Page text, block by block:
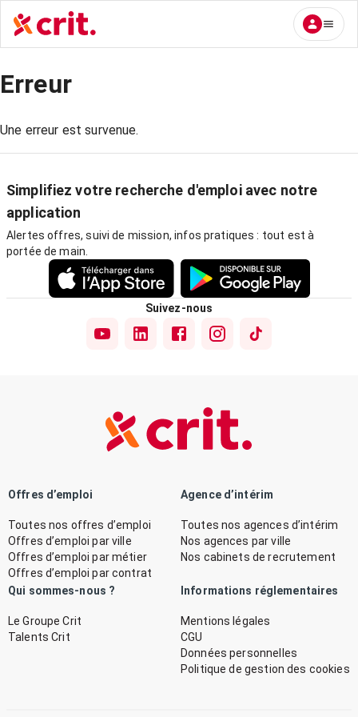
Erreur
Une erreur est survenue.
Simplifiez votre recherche d'emploi avec notre
application
Alertes offres, suivi de mission, infos pratiques : tout est à
portée de main.
Suivez-nous
Offres d’emploi
Toutes nos offres d’emploi
Offres d’emploi par ville
Offres d’emploi par métier
Offres d’emploi par contrat
Agence d’intérim
Toutes nos agences d’intérim
Nos agences par ville
Nos cabinets de recrutement
Qui sommes-nous ?
Le Groupe Crit
Talents Crit
Informations réglementaires
Mentions légales
CGU
Données personnelles
Politique de gestion des cookies